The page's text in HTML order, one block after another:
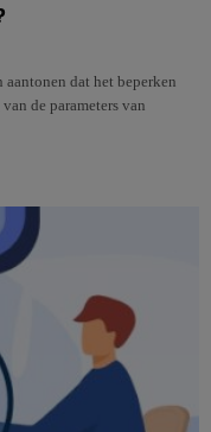
aantonen dat het beperken
de parameters van